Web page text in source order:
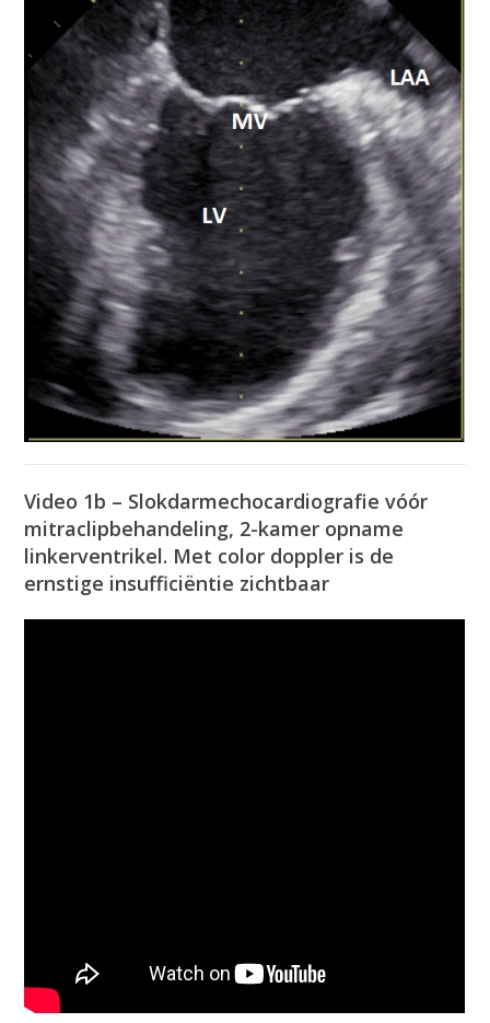
Video 1b – Slokdarmechocardiografie vóór
mitraclipbehandeling, 2-kamer opname
linkerventrikel. Met color doppler is de
ernstige insufficiëntie zichtbaar